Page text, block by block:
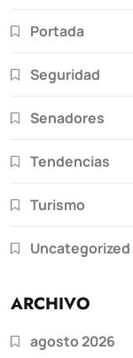
Portada
Seguridad
Senadores
Tendencias
Turismo
Uncategorized
ARCHIVO
agosto 2026